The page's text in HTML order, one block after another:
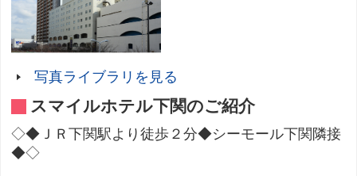
写真ライブラリを見る
スマイルホテル下関のご紹介
◇◆ＪＲ下関駅より徒歩２分◆シーモール下関隣接
◆◇